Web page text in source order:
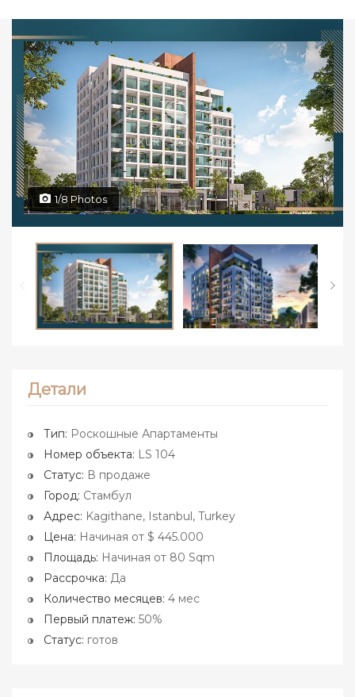
1/8 Photos
Детали
Тип: Роскошные Апартаменты
Номер объекта: LS 104
Статус: В продаже
Город: Стамбул
Адрес: Kagithane, Istanbul, Turkey
Цена: Начиная от $ 445.000
Площадь: Начиная от 80 Sqm
Рассрочка: Да
Количество месяцев: 4 мес
Первый платеж: 50%
Статус: готов